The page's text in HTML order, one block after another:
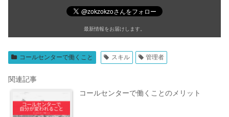
最新情報をお届けします。
コールセンターで働くこと スキル 管理者
関連記事
コールセンターで働くことのメリット